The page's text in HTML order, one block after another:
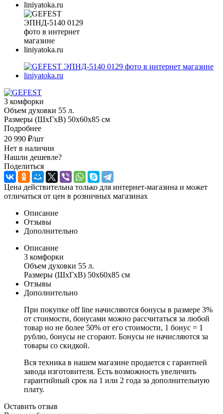
3 комфорки
Объем духовки 55 л.
Размеры (ШхГхВ) 50x60x85 см
Подробнее
20 990 ₽/шт
Нет в наличии
Нашли дешевле?
Поделиться
Цена действительна только для интернет-магазина и может
отличаться от цен в розничных магазинах
Описание
Отзывы
Дополнительно
Описание
3 комфорки
Объем духовки 55 л.
Размеры (ШхГхВ) 50x60x85 см
Отзывы
Дополнительно
При покупке off line начисляются бонусы в размере 3%
от стоимости, бонусами можно рассчитаться за любой
товар но не более 50% от его стоимости, 1 бонус = 1
рублю, бонусы не сгорают. Бонусы не начисляются за
товары со скидкой.
Вся техника в нашем магазине продается с гарантией
завода изготовителя. Есть возможность увеличить
гарантийный срок на 1 или 2 года за дополнительную
плату.
Оставить отзыв